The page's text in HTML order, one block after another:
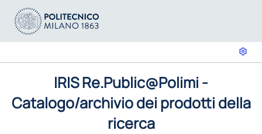
IRIS Re.Public@Polimi -
Catalogo/archivio dei prodotti della
ricerca